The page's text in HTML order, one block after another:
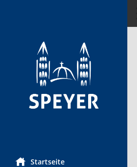
Startseite